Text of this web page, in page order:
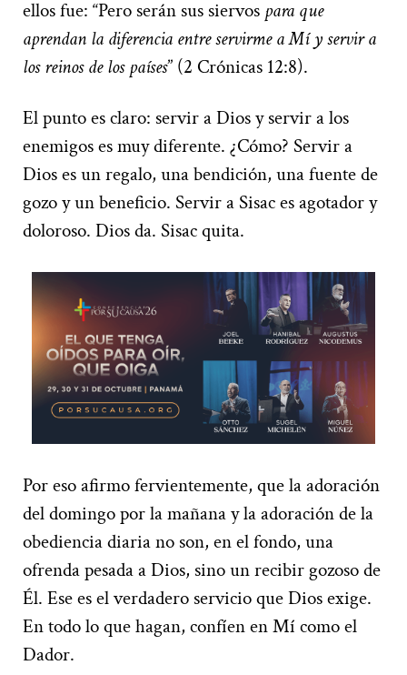
ellos fue: “Pero serán sus siervos para que
aprendan la diferencia entre servirme a Mí y servir a
los reinos de los países” (2 Crónicas 12:8).
El punto es claro: servir a Dios y servir a los
enemigos es muy diferente. ¿Cómo? Servir a
Dios es un regalo, una bendición, una fuente de
gozo y un beneficio. Servir a Sisac es agotador y
doloroso. Dios da. Sisac quita.
Por eso afirmo fervientemente, que la adoración
del domingo por la mañana y la adoración de la
obediencia diaria no son, en el fondo, una
ofrenda pesada a Dios, sino un recibir gozoso de
Él. Ese es el verdadero servicio que Dios exige.
En todo lo que hagan, confíen en Mí como el
Dador.